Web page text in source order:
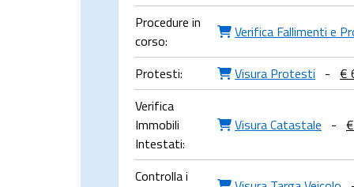
Procedure in
corso:
Verifica Fallimenti e
Protesti: Visura Protesti - €
Verifica
Immobili
Intestati:
Visura Catastale -
Controlla i